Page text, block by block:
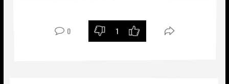
0 1